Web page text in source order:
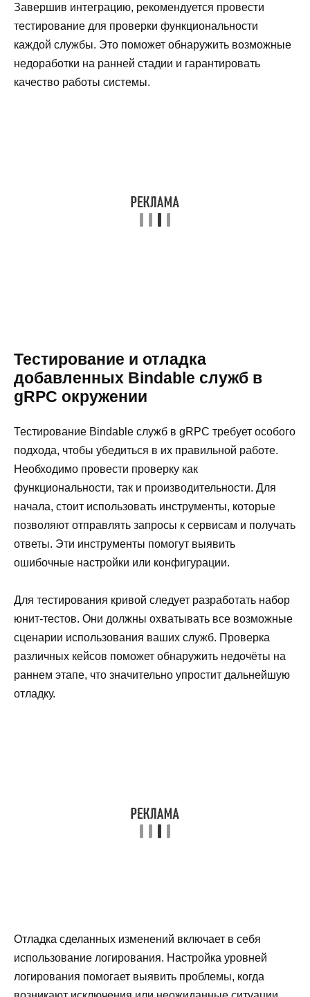
Завершив интеграцию, рекомендуется провести
тестирование для проверки функциональности
каждой службы. Это поможет обнаружить возможные
недоработки на ранней стадии и гарантировать
качество работы системы.
Тестирование и отладка
добавленных Bindable служб в
gRPC окружении
Тестирование Bindable служб в gRPC требует особого
подхода, чтобы убедиться в их правильной работе.
Необходимо провести проверку как
функциональности, так и производительности. Для
начала, стоит использовать инструменты, которые
позволяют отправлять запросы к сервисам и получать
ответы. Эти инструменты помогут выявить
ошибочные настройки или конфигурации.
Для тестирования кривой следует разработать набор
юнит-тестов. Они должны охватывать все возможные
сценарии использования ваших служб. Проверка
различных кейсов поможет обнаружить недочёты на
раннем этапе, что значительно упростит дальнейшую
отладку.
Отладка сделанных изменений включает в себя
использование логирования. Настройка уровней
логирования помогает выявить проблемы, когда